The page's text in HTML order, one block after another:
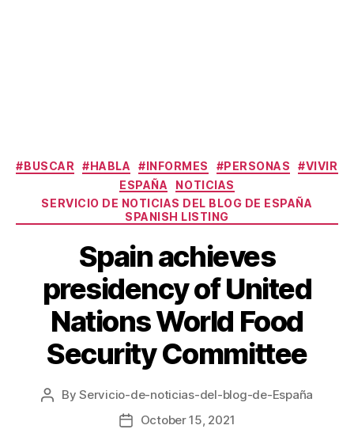
Categories
#BUSCAR #HABLA #INFORMES #PERSONAS
#VIVIR
ESPAÑA
NOTICIAS
SERVICIO DE NOTICIAS DEL BLOG DE ESPAÑA
SPANISH LISTING
Spain achieves
presidency of United
Nations World Food
Security Committee
PostByServicio-de-noticias-del-blog-de-España
PostOctober 15, 2021